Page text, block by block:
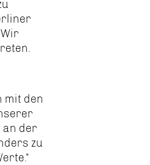
mit den
an der
zu